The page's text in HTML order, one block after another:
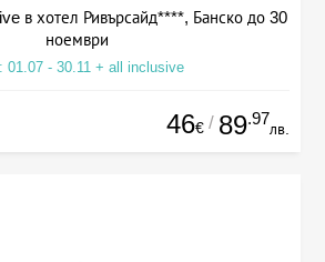
в хотел Ривърсайд****, Банско до 30
ноември
01.07 - 30.11 + all inclusive
46€ / 89.97
лв.